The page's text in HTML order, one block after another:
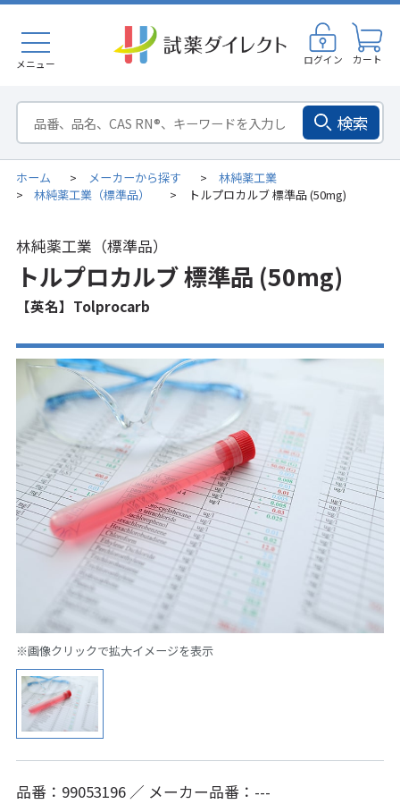
メニュー ログイン カート
検索
ホーム > メーカーから探す > 林純薬工業
> 林純薬工業（標準品） > トルプロカルブ 標準品 (50mg)
林純薬工業（標準品）
トルプロカルブ 標準品 (50mg)
【英名】Tolprocarb
※画像クリックで拡大イメージを表示
品番：99053196 ／ メーカー品番：---